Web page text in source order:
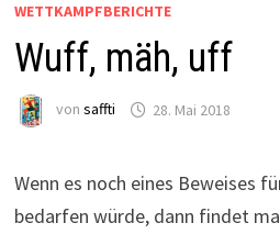
WETTKAMPFBERICHTE
Wuff, mäh, uff
von saffti 28. Mai 2018
Wenn es noch eines Beweises
bedarfen würde, dann findet